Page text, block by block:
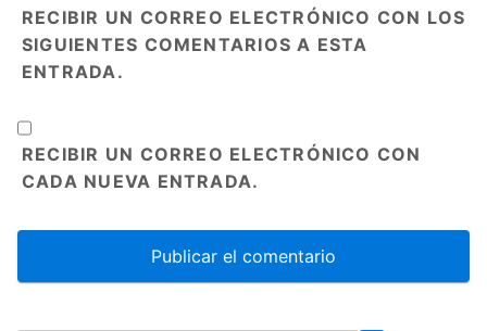
RECIBIR UN CORREO ELECTRÓNICO CON LOS
SIGUIENTES COMENTARIOS A ESTA
ENTRADA.
RECIBIR UN CORREO ELECTRÓNICO CON
CADA NUEVA ENTRADA.